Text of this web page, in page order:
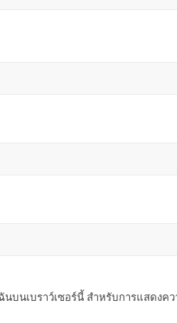
บนเบราว์เซอร์นี้ สำหรับการแสดงค